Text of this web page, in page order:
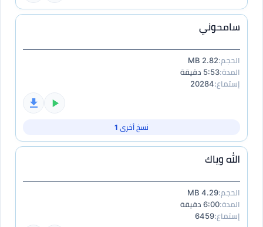
سامحوني
الحجم:2.82 MB
المدة:5:53 دقيقة
إستماع:20284
نسخ أخرى 1
الله وياك
الحجم:4.29 MB
المدة:6:00 دقيقة
إستماع:6459